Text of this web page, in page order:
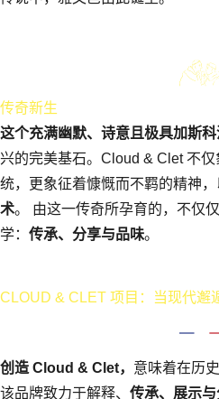
传奇新生
这个充满幽默、诗意且极具加斯
兴的完美基石。Cloud & Clet 不
统，更象征着慷慨而不羁的精神，
术。 由这一传奇所孕育的，不仅
学： 传承、分享与品味。
CLOUD & CLET 项目：当现代邂
创造 Cloud & Clet， 意味着在历
该品牌致力于解释、 传承、展示